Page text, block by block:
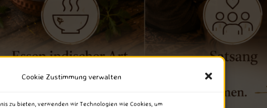
Cookie Zustimmung verwalten
zu bieten, verwenden wir Technologien wie Cookies, um